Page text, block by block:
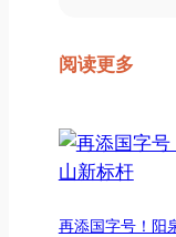
阅读更多
再添国字号！阳